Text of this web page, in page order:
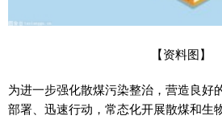
【资料图】
为进一步强化散煤污染整治，营造良好
部署、迅速行动，常态化开展散煤和生